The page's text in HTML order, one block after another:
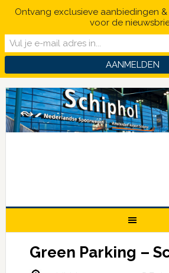
Green Parking –
Ontvang exclusieve aanbiedingen
voor de